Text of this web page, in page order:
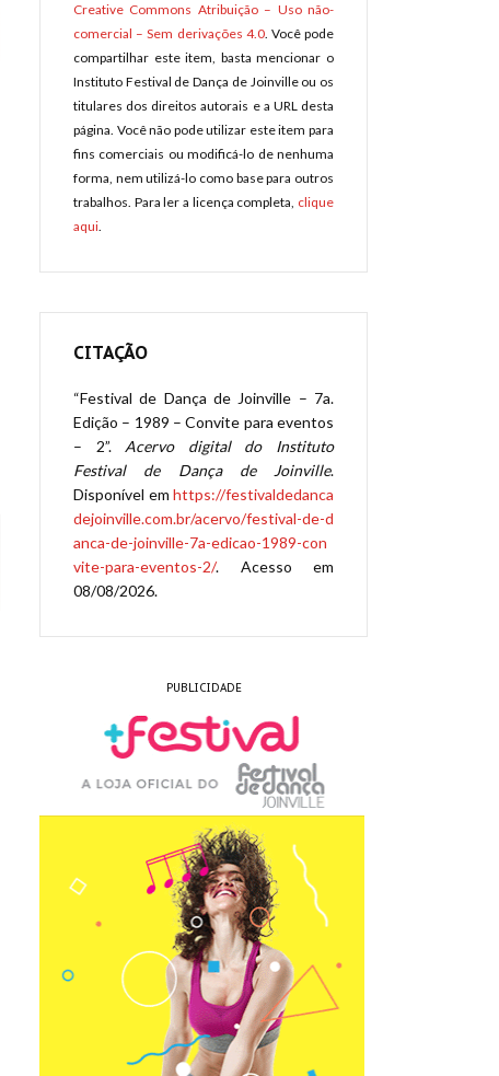
Creative Commons Atribuição – Uso não-
comercial – Sem derivações 4.0. Você pode
compartilhar este item, basta mencionar o
Instituto Festival de Dança de Joinville ou os
titulares dos direitos autorais e a URL desta
página. Você não pode utilizar este item para
fins comerciais ou modificá-lo de nenhuma
forma, nem utilizá-lo como base para outros
trabalhos. Para ler a licença completa, clique
aqui.
CITAÇÃO
“Festival de Dança de Joinville – 7a.
Edição – 1989 – Convite para eventos
– 2”. Acervo digital do Instituto
Festival de Dança de Joinville.
Disponível em https://festivaldedanca
dejoinville.com.br/acervo/festival-de-d
anca-de-joinville-7a-edicao-1989-con
vite-para-eventos-2/. Acesso em
08/08/2026.
PUBLICIDADE